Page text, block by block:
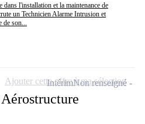
l'installation et la maintenance de
un Technicien Alarme Intrusion et
son...
IntérimNon renseigné
Ajouter cette offre à ma sélection